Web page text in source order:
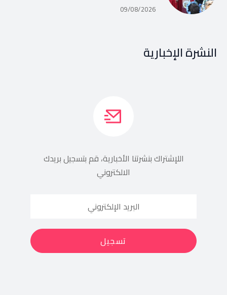
09/08/2026
النشرة الإخبارية
اللإشتراك بنشرتنا الأخبارية، قم بتسجيل بريدك
الالكتروني